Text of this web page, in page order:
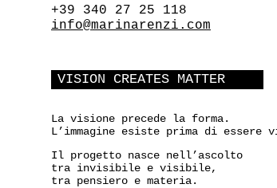
+39 340 27 25 118
info@marinarenzi.com
VISION CREATES MATTER
La visione precede la forma.
L’immagine esiste prima di essere
Il progetto nasce nell’ascolto
tra invisibile e visibile,
tra pensiero e materia.